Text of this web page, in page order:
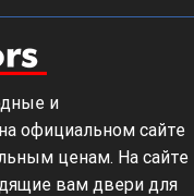
и
официальном сайте
ценам. На сайте
вам двери для